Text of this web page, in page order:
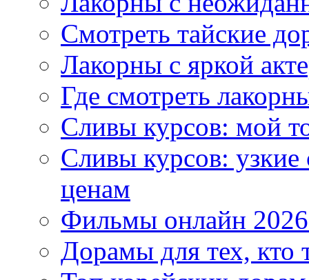
Смотреть тайские
Лакорны с яркой
Где смотреть
Сливы курсов: мой
Сливы курсов:
ценам
Фильмы онлайн
Дорамы для тех, кто